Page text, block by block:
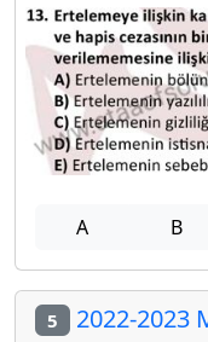
A B
5 2022-2023